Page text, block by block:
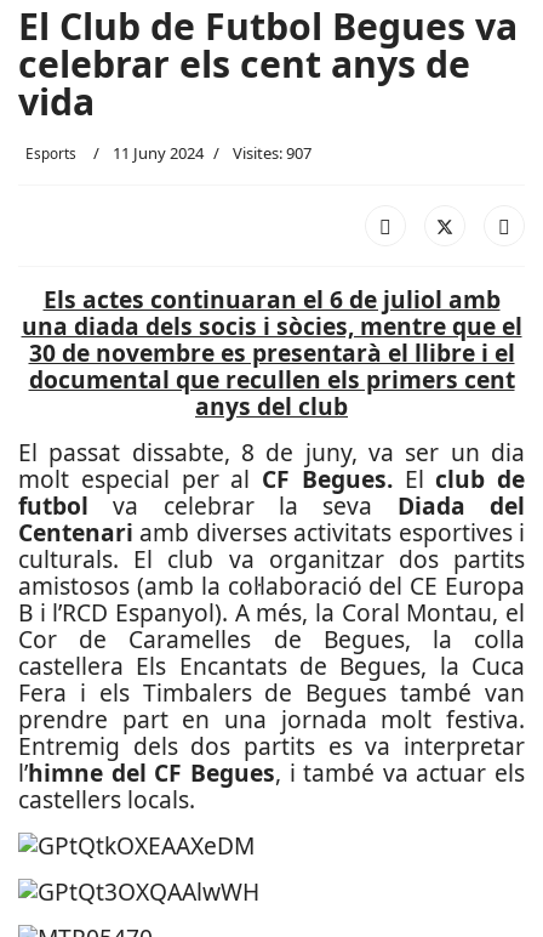
El Club de Futbol Begues va
celebrar els cent anys de
vida
Esports 11 Juny 2024 Visites: 907
Els actes continuaran el 6 de juliol amb
una diada dels socis i sòcies, mentre que el
30 de novembre es presentarà el llibre i el
documental que recullen els primers cent
anys del club
El passat dissabte, 8 de juny, va ser un dia
molt especial per al CF Begues. El club de
futbolva celebrar la seva Diada del
Centenari amb diverses activitats esportives i
culturals. El club va organitzar dos partits
amistosos (amb la col·laboració del CE Europa
B i l’RCD Espanyol). A més, la Coral Montau, el
Cor de Caramelles de Begues, la colla
castellera Els Encantats de Begues, la Cuca
Fera i els Timbalers de Begues també van
prendre part en una jornada molt festiva.
Entremig dels dos partits es va interpretar
l’himne del CF Begues, i també va actuar els
castellers locals.